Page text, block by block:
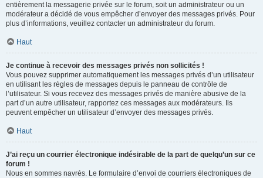
entièrement la messagerie privée sur le forum, soit un administrateur ou un
modérateur a décidé de vous empêcher d’envoyer des messages privés. Pour
plus d’informations, veuillez contacter un administrateur du forum.
Haut
Je continue à recevoir des messages privés non sollicités !
Vous pouvez supprimer automatiquement les messages privés d’un utilisateur
en utilisant les règles de messages depuis le panneau de contrôle de
l’utilisateur. Si vous recevez des messages privés de manière abusive de la
part d’un autre utilisateur, rapportez ces messages aux modérateurs. Ils
peuvent empêcher un utilisateur d’envoyer des messages privés.
Haut
J’ai reçu un courrier électronique indésirable de la part de quelqu’un sur ce
forum !
Nous en sommes navrés. Le formulaire d’envoi de courriers électroniques de